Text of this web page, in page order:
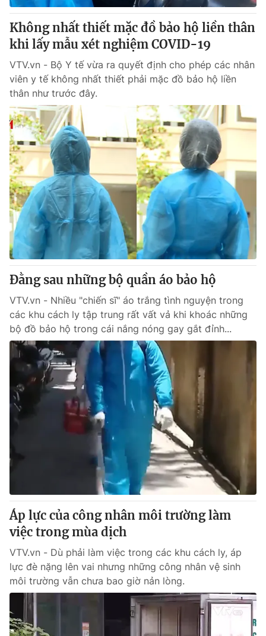
Không nhất thiết mặc đồ bảo hộ liền thân
khi lấy mẫu xét nghiệm COVID-19
VTV.vn - Bộ Y tế vừa ra quyết định cho phép các nhân
viên y tế không nhất thiết phải mặc đồ bảo hộ liền
thân như trước đây.
Đằng sau những bộ quần áo bảo hộ
VTV.vn - Nhiều "chiến sĩ" áo trắng tình nguyện trong
các khu cách ly tập trung rất vất vả khi khoác những
bộ đồ bảo hộ trong cái nắng nóng gay gắt đỉnh...
Áp lực của công nhân môi trường làm
việc trong mùa dịch
VTV.vn - Dù phải làm việc trong các khu cách ly, áp
lực đè nặng lên vai nhưng những công nhân vệ sinh
môi trường vẫn chưa bao giờ nản lòng.